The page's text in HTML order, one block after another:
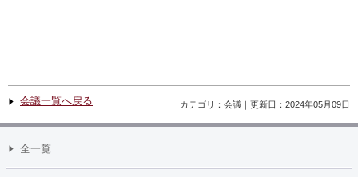
会議一覧へ戻る カテゴリ：会議｜更新日：2024年05月09日
全一覧